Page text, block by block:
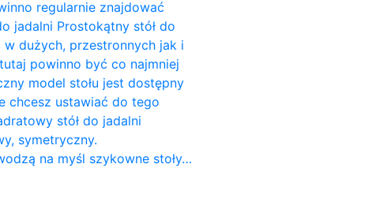
regularnie znajdować
jadalni Prostokątny stół do
dużych, przestronnych jak i
powinno być co najmniej
model stołu jest dostępny
chcesz ustawiać do tego
stół do ​​jadalni
symetryczny.
na myśl szykowne stoły…